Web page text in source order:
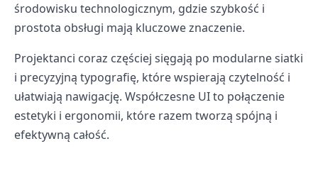
środowisku technologicznym, gdzie szybkość i
prostota obsługi mają kluczowe znaczenie.
Projektanci coraz częściej sięgają po modularne siatki
i precyzyjną typografię, które wspierają czytelność i
ułatwiają nawigację. Współczesne UI to połączenie
estetyki i ergonomii, które razem tworzą spójną i
efektywną całość.